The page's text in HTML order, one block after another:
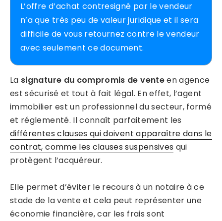
L’offre d’achat contresigné par le vendeur
n’a que très peu de valeur juridique et il sera
difficile de vous retournez contre le vendeur
avec seulement ce document.
La signature du compromis de venteen agence
est sécurisé et tout à fait légal. En effet, l’agent
immobilier est un professionnel du secteur, formé
et réglementé. Il connaît parfaitement les
différentes clauses qui doivent apparaître dans le
contrat, comme les clauses suspensives qui
protègent l’acquéreur.
Elle permet d’éviter le recours à un notaire à ce
stade de la vente et cela peut représenter une
économie financière, car les frais sont